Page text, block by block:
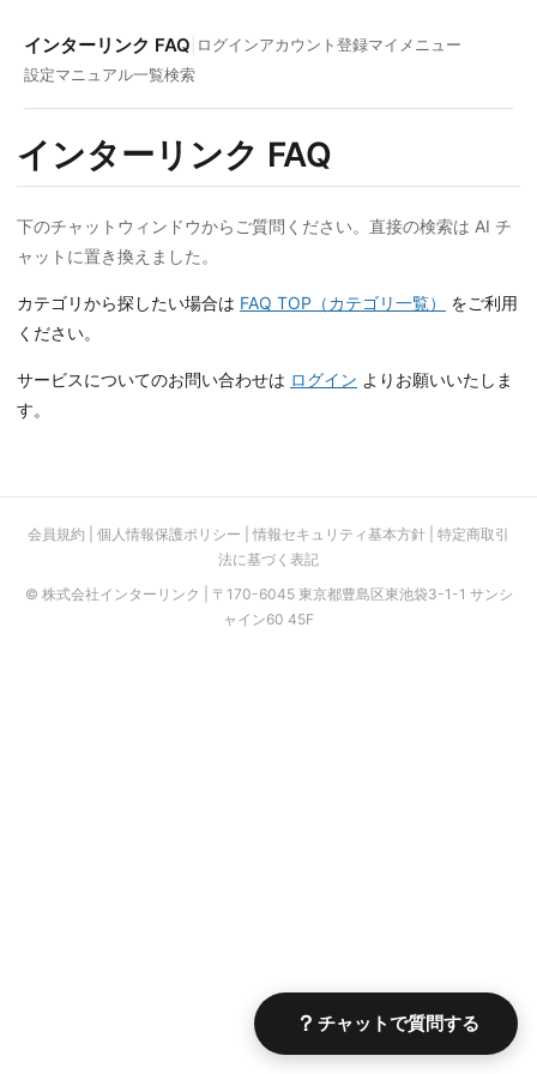
インターリンク FAQ ログインアカウント登録マイメニュー
設定マニュアル一覧検索
インターリンク FAQ
下のチャットウィンドウからご質問ください。直接の検索は AI チ
ャットに置き換えました。
カテゴリから探したい場合は FAQ TOP（カテゴリ一覧）
をご利用
ください。
サービスについてのお問い合わせは ログイン よりお願いいたしま
す。
会員規約 個人情報保護ポリシー 情報セキュリティ基本方針
特定商取引
法に基づく表記
© 株式会社インターリンク | 〒170-6045 東京都豊島区東池袋3-1-1 サンシ
ャイン60 45F
？ チャットで質問する
🤖 お困りのことはございますか？AIチャット
にお問い合わせください。
※氏名等の個人情報の入力はお控えくださ
また、AIによる自動応答（有人対応なし）
🤖
インターリンクLTE SIM メール ▸
ドメイン取得
上記に該当しない・サービスがわからない・全般的な質問